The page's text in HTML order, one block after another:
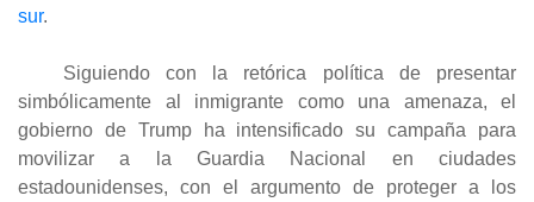
sur.
Siguiendo con la retórica política de presentar
simbólicamente al inmigrante como una amenaza, el
gobierno de Trump ha intensificado su campaña para
movilizar a la Guardia Nacional en ciudades
estadounidenses, con el argumento de proteger a los